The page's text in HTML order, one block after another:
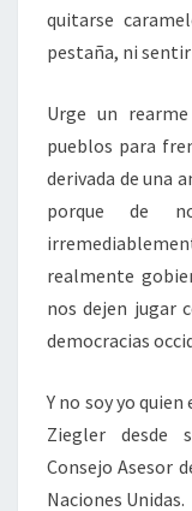
quitarse
pestaña, ni
Urge un
pueblos para
derivada de una
porque de
realmente
nos dejen jugar
democracias
Y no soy yo
Ziegler desde
Consejo Asesor
Naciones Unidas.